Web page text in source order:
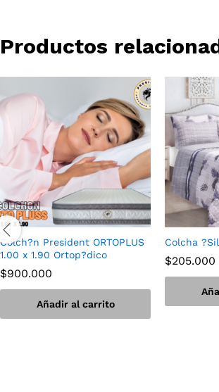
Productos
Colch?n President ORTOPLUS
1.00 x 1.90 Ortop?dico
$900.000
Añadir al carrito
Colcha
$205.000